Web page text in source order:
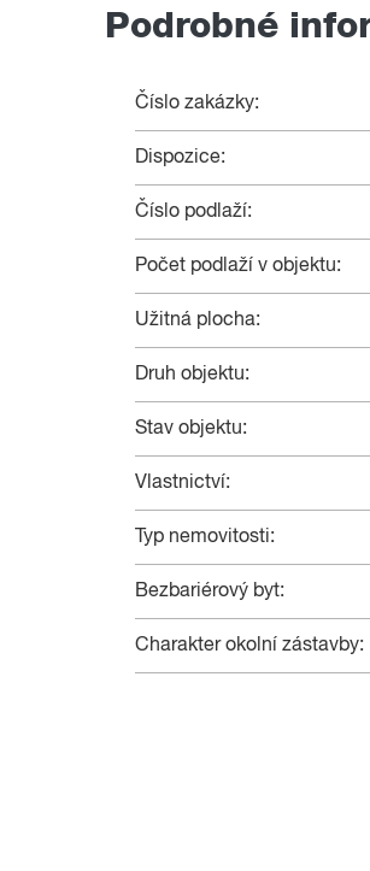
Podrobné
Číslo zakázky:
Dispozice:
Číslo podlaží:
Počet podlaží v objektu:
Užitná plocha:
Druh objektu:
Stav objektu:
Vlastnictví:
Typ nemovitosti:
Bezbariérový byt:
Charakter okolní zástavby: